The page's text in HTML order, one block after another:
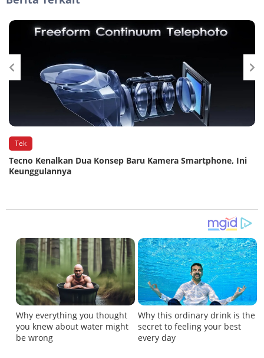
Tek
Tecno Kenalkan Dua Konsep Baru Kamera Smartphone, Ini
Keunggulannya